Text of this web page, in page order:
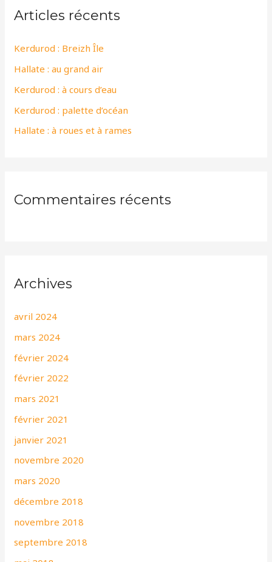
e
c
h
e
r
Articles récents
Kerdurod : Breizh Île
Hallate : au grand air
Kerdurod : à cours d’eau
Kerdurod : palette d’océan
Hallate : à roues et à rames
Commentaires récents
Archives
avril 2024
mars 2024
février 2024
février 2022
mars 2021
février 2021
janvier 2021
novembre 2020
mars 2020
décembre 2018
novembre 2018
septembre 2018